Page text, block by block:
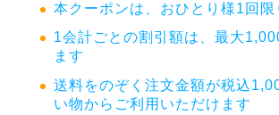
本クーポンは、おひとり様1回限
1会計ごとの割引額は、最大
ます
送料をのぞく注文金額が税込1,
い物からご利用いただけます